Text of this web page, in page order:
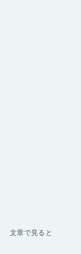
文章で見ると